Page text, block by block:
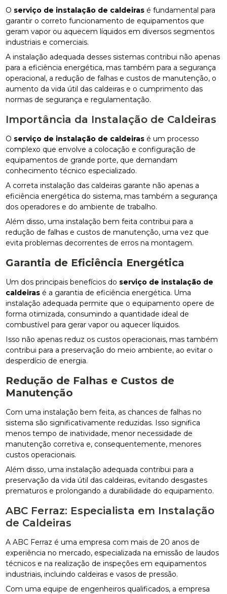
O serviço de instalação de caldeiras é fundamental para
garantir o correto funcionamento de equipamentos que
geram vapor ou aquecem líquidos em diversos segmentos
industriais e comerciais.
A instalação adequada desses sistemas contribui não apenas
para a eficiência energética, mas também para a segurança
operacional, a redução de falhas e custos de manutenção, o
aumento da vida útil das caldeiras e o cumprimento das
normas de segurança e regulamentação.
Importância da Instalação de Caldeiras
O serviço de instalação de caldeiras é um processo
complexo que envolve a colocação e configuração de
equipamentos de grande porte, que demandam
conhecimento técnico especializado.
A correta instalação das caldeiras garante não apenas a
eficiência energética do sistema, mas também a segurança
dos operadores e do ambiente de trabalho.
Além disso, uma instalação bem feita contribui para a
redução de falhas e custos de manutenção, uma vez que
evita problemas decorrentes de erros na montagem.
Garantia de Eficiência Energética
Um dos principais benefícios do serviço de instalação de
caldeiras é a garantia de eficiência energética. Uma
instalação adequada permite que o equipamento opere de
forma otimizada, consumindo a quantidade ideal de
combustível para gerar vapor ou aquecer líquidos.
Isso não apenas reduz os custos operacionais, mas também
contribui para a preservação do meio ambiente, ao evitar o
desperdício de energia.
Redução de Falhas e Custos de
Manutenção
Com uma instalação bem feita, as chances de falhas no
sistema são significativamente reduzidas. Isso significa
menos tempo de inatividade, menor necessidade de
manutenção corretiva e, consequentemente, menores
custos operacionais.
Além disso, uma instalação adequada contribui para a
preservação da vida útil das caldeiras, evitando desgastes
prematuros e prolongando a durabilidade do equipamento.
ABC Ferraz: Especialista em Instalação
de Caldeiras
A ABC Ferraz é uma empresa com mais de 20 anos de
experiência no mercado, especializada na emissão de laudos
técnicos e na realização de inspeções em equipamentos
industriais, incluindo caldeiras e vasos de pressão.
Com uma equipe de engenheiros qualificados, a empresa